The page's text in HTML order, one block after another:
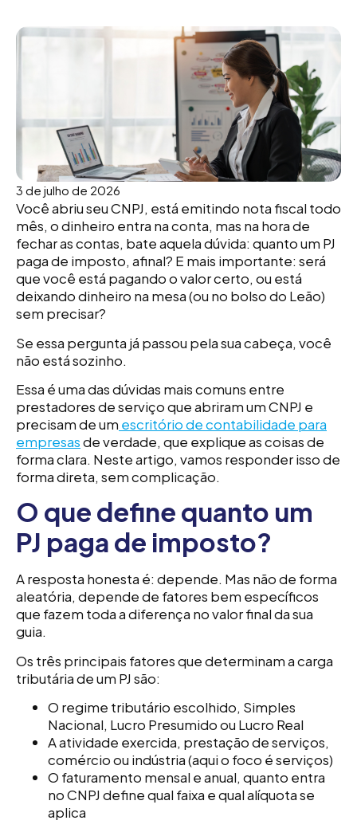
3 de julho de 2026
Você abriu seu CNPJ, está emitindo nota fiscal todo
mês, o dinheiro entra na conta, mas na hora de
fechar as contas, bate aquela dúvida: quanto um PJ
paga de imposto, afinal? E mais importante: será
que você está pagando o valor certo, ou está
deixando dinheiro na mesa (ou no bolso do Leão)
sem precisar?
Se essa pergunta já passou pela sua cabeça, você
não está sozinho.
Essa é uma das dúvidas mais comuns entre
prestadores de serviço que abriram um CNPJ e
precisam de um escritório de contabilidade para
empresasde verdade, que explique as coisas de
forma clara. Neste artigo, vamos responder isso de
forma direta, sem complicação.
O que define quanto um
PJ paga de imposto?
A resposta honesta é: depende. Mas não de forma
aleatória, depende de fatores bem específicos
que fazem toda a diferença no valor final da sua
guia.
Os três principais fatores que determinam a carga
tributária de um PJ são:
O regime tributário escolhido, Simples
Nacional, Lucro Presumido ou Lucro Real
A atividade exercida, prestação de serviços,
comércio ou indústria (aqui o foco é serviços)
O faturamento mensal e anual, quanto entra
no CNPJ define qual faixa e qual alíquota se
aplica